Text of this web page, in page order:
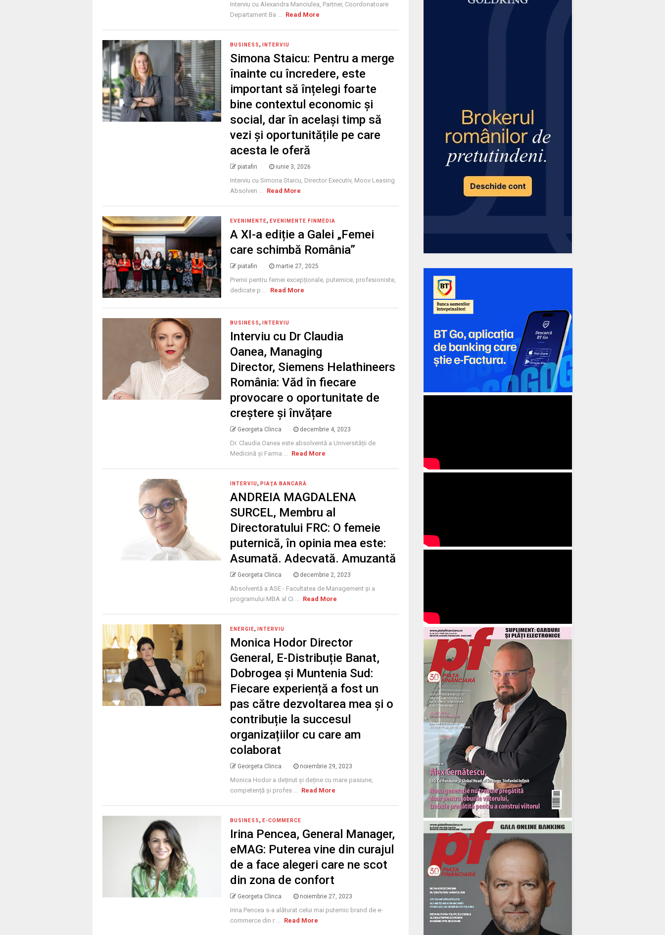
Interviu cu Alexandra Manciulea, Partner, Coordonatoare
Departament Ba ... Read More
BUSINESS, INTERVIU
Simona Staicu: Pentru a merge
înainte cu încredere, este
important să înțelegi foarte
bine contextul economic și
social, dar în același timp să
vezi și oportunitățile pe care
acesta le oferă
piatafin iunie 3, 2026
Interviu cu Simona Staicu, Director Executiv, Moov Leasing
Absolven ... Read More
EVENIMENTE, EVENIMENTE FINMEDIA
A XI-a ediție a Galei „Femei
care schimbă România”
piatafin martie 27, 2025
Premii pentru femei excepționale, puternice, profesioniste,
dedicate p ... Read More
BUSINESS, INTERVIU
Interviu cu Dr Claudia
Oanea, Managing
Director, Siemens Helathineers
România: Văd în fiecare
provocare o oportunitate de
creștere și învățare
Georgeta Clinca decembrie 4, 2023
Dr. Claudia Oanea este absolventă a Universității de
Medicină și Farma ... Read More
INTERVIU, PIAŢA BANCARĂ
ANDREIA MAGDALENA
SURCEL, Membru al
Directoratului FRC: O femeie
puternică, în opinia mea este:
Asumată. Adecvată. Amuzantă
Georgeta Clinca decembrie 2, 2023
Absolventă a ASE - Facultatea de Management și a
programului MBA al Ci ... Read More
ENERGIE, INTERVIU
Monica Hodor Director
General, E-Distribuție Banat,
Dobrogea și Muntenia Sud:
Fiecare experiență a fost un
pas către dezvoltarea mea și o
contribuție la succesul
organizațiilor cu care am
colaborat
Georgeta Clinca noiembrie 29, 2023
Monica Hodor a deținut și deține cu mare pasiune,
competență și profes ... Read More
BUSINESS, E-COMMERCE
Irina Pencea, General Manager,
eMAG: Puterea vine din curajul
de a face alegeri care ne scot
din zona de confort
Georgeta Clinca noiembrie 27, 2023
Irina Pencea s-a alăturat celui mai puternic brand de e-
commerce din r ... Read More